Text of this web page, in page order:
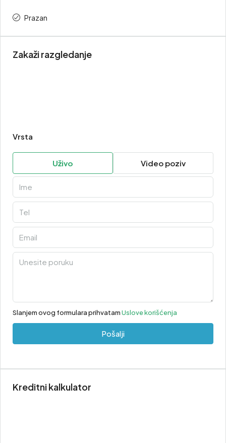
Prazan
Zakaži razgledanje
Vrsta
Uživo Video poziv
Slanjem ovog formulara prihvatamUslove korišćenja
Pošalji
Kreditni kalkulator